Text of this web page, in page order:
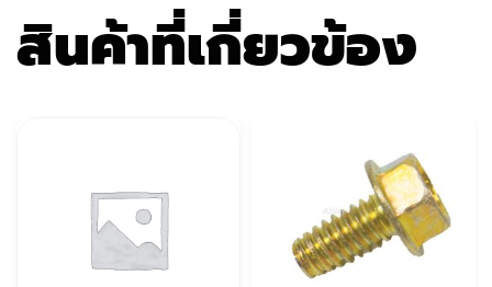
สินค้าที่เกี่ยวข้อง